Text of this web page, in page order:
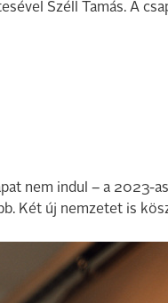
Széll Tamás. A
nem indul – a 2023-
Két új nemzetet is